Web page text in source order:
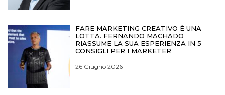
FARE MARKETING CREATIVO È UNA
LOTTA. FERNANDO MACHADO
RIASSUME LA SUA ESPERIENZA IN 5
CONSIGLI PER I MARKETER
26 Giugno 2026